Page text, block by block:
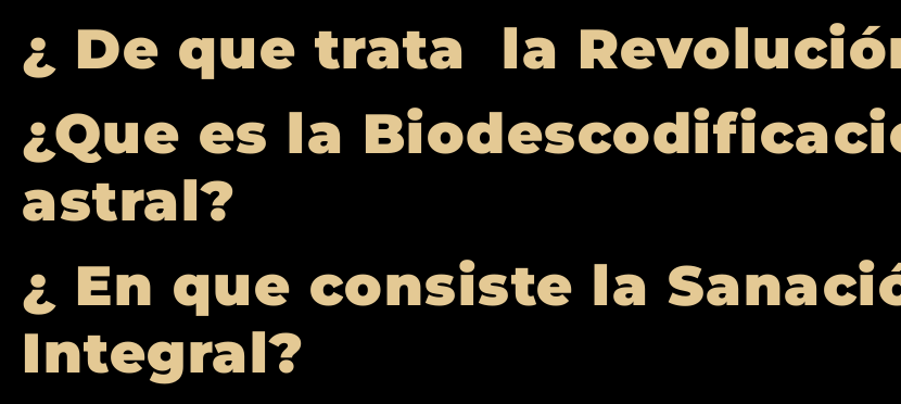
¿ De que trata la
¿Que es la
astral?
¿ En que consiste la
Integral?